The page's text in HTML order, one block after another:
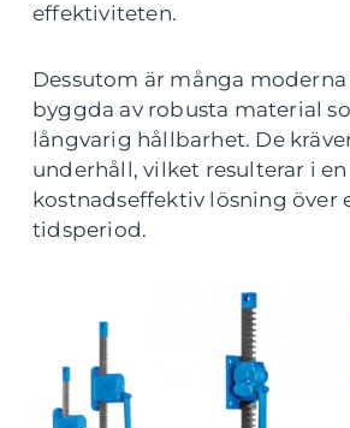
effektiviteten.
Dessutom är många
byggda av robusta material
långvarig hållbarhet. De
underhåll, vilket resulterar i
kostnadseffektiv lösning över
tidsperiod.